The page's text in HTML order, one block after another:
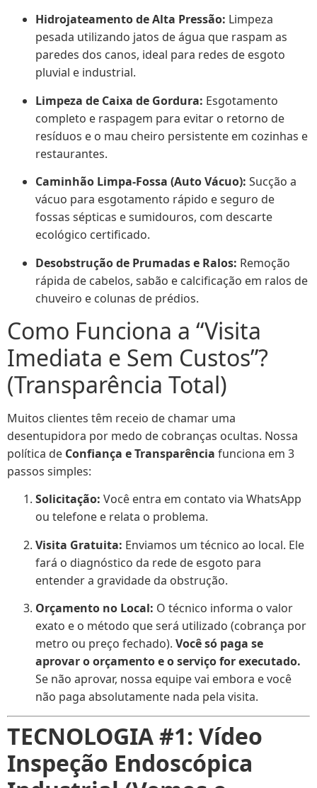
Hidrojateamento de Alta Pressão: Limpeza
pesada utilizando jatos de água que raspam as
paredes dos canos, ideal para redes de esgoto
pluvial e industrial.
Limpeza de Caixa de Gordura: Esgotamento
completo e raspagem para evitar o retorno de
resíduos e o mau cheiro persistente em cozinhas e
restaurantes.
Caminhão Limpa-Fossa (Auto Vácuo): Sucção a
vácuo para esgotamento rápido e seguro de
fossas sépticas e sumidouros, com descarte
ecológico certificado.
Desobstrução de Prumadas e Ralos: Remoção
rápida de cabelos, sabão e calcificação em ralos de
chuveiro e colunas de prédios.
Como Funciona a “Visita
Imediata e Sem Custos”?
(Transparência Total)
Muitos clientes têm receio de chamar uma
desentupidora por medo de cobranças ocultas. Nossa
política de Confiança e Transparência funciona em 3
passos simples:
Solicitação: Você entra em contato via WhatsApp
ou telefone e relata o problema.
Visita Gratuita: Enviamos um técnico ao local. Ele
fará o diagnóstico da rede de esgoto para
entender a gravidade da obstrução.
Orçamento no Local: O técnico informa o valor
exato e o método que será utilizado (cobrança por
metro ou preço fechado). Você só paga se
aprovar o orçamento e o serviço for executado.
Se não aprovar, nossa equipe vai embora e você
não paga absolutamente nada pela visita.
TECNOLOGIA #1: Vídeo
Inspeção Endoscópica